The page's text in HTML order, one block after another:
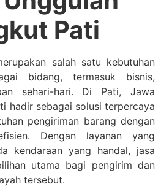
Pati
salah satu kebutuhan
bidang, termasuk bisnis,
sehari-hari. Di Pati, Jawa
hadir sebagai solusi terpercaya
pengiriman barang dengan
Dengan layanan yang
kendaraan yang handal, jasa
utama bagi pengirim dan
tersebut.